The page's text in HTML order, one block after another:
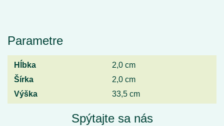
Parametre
Hĺbka
2,0 cm
Šírka
2,0 cm
Výška
33,5 cm
Spýtajte sa nás